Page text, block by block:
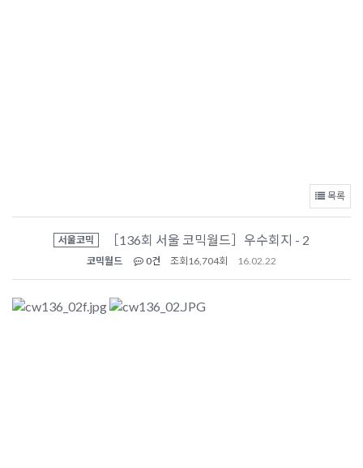
목록
서울코믹 ［136회 서울 코믹월드］우수회지 - 2
코믹월드 0건 조회 16,704회 16.02.22